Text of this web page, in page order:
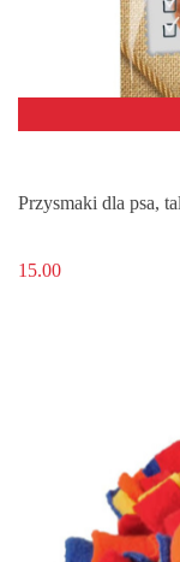
Przysmaki dla psa,
15.00